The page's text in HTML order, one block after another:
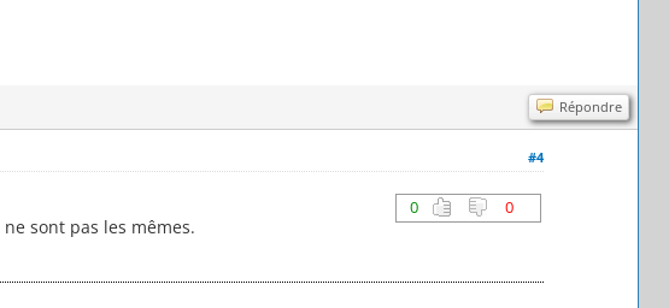
Répondre
#4
0 0
sont pas les mêmes.